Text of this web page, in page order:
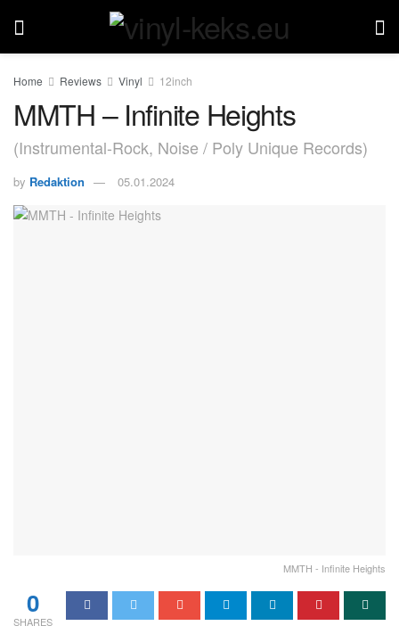
Home Reviews Vinyl 12inch
MMTH – Infinite Heights
(Instrumental-Rock, Noise / Poly Unique Records)
by Redaktion 05.01.2024
MMTH - Infinite Heights
0
SHARES